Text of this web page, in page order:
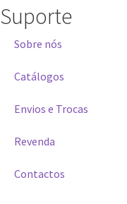
Suporte
Sobre nós
Catálogos
Envios e Trocas
Revenda
Contactos